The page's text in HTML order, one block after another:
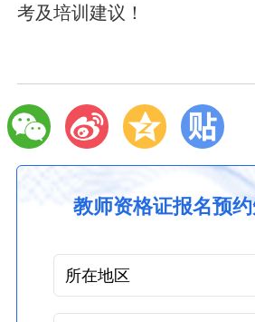
考及培训建议！
教师资格证报名预